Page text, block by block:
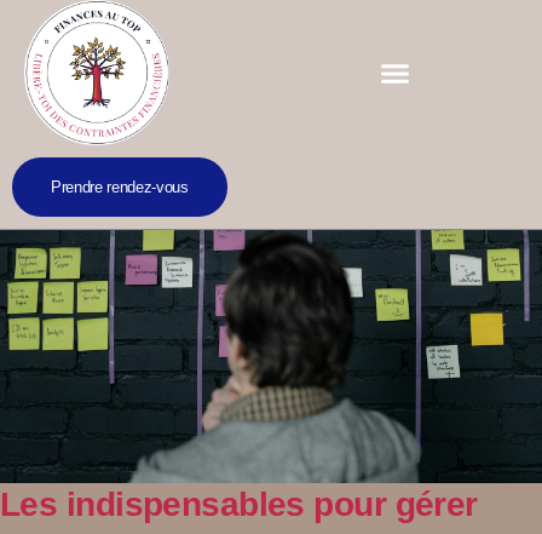
Prendre rendez-vous
Les indispensables pour gérer